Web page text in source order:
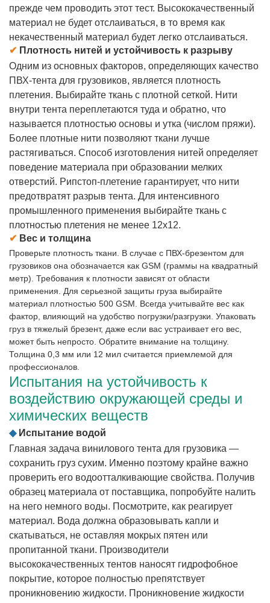
прежде чем проводить этот тест. Высококачественный
материал не будет отслаиваться, в то время как
некачественный материал будет легко отслаиваться.
✔ Плотность нитей и устойчивость к разрыву
Одним из основных факторов, определяющих качество
ПВХ-тента для грузовиков, является плотность
плетения. Выбирайте ткань с плотной сеткой. Нити
внутри тента переплетаются туда и обратно, что
называется плотностью основы и утка (числом пряжи).
Более плотные нити позволяют ткани лучше
растягиваться. Способ изготовления нитей определяет
поведение материала при образовании мелких
отверстий. Рипстоп-плетение гарантирует, что нити
предотвратят разрыв тента. Для интенсивного
промышленного применения выбирайте ткань с
плотностью плетения не менее 12x12.
✔ Вес и толщина
Проверьте плотность ткани. В случае с ПВХ-брезентом для
грузовиков она обозначается как GSM (граммы на квадратный
метр). Требования к плотности зависят от области
применения. Для серьезной защиты груза выбирайте
материал плотностью 500 GSM. Всегда учитывайте вес как
фактор, влияющий на удобство погрузки/разгрузки. Упаковать
груз в тяжелый брезент, даже если вас устраивает его вес,
может быть непросто. Обратите внимание на толщину.
Толщина 0,3 мм или 12 мил считается приемлемой для
профессионалов.
Испытания на устойчивость к
воздействию окружающей среды и
химических веществ
◆Испытание водой
Главная задача винилового тента для грузовика —
сохранить груз сухим. Именно поэтому крайне важно
проверить его водоотталкивающие свойства. Получив
образец материала от поставщика, попробуйте налить
на него немного воды. Посмотрите, как реагирует
материал. Вода должна образовывать капли и
скатываться, не оставляя мокрых пятен или
пропитанной ткани. Производители
высококачественных тентов наносят гидрофобное
покрытие, которое полностью препятствует
проникновению жидкости. Проникновение жидкости